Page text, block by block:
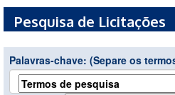
Pesquisa de Licitações
Palavras-chave: (Separe os